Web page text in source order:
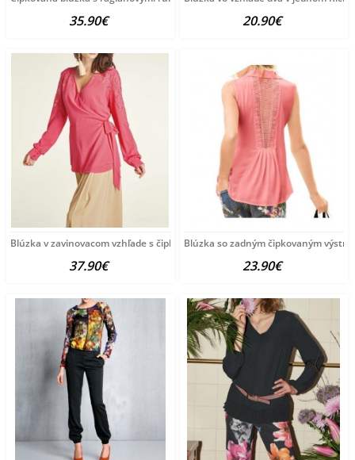
35.90€ 20.90€
Blúzka v zavinovacom vzhľade s čipkou HEINE, koralová
37.90€
Blúzka so zadným čipkovaným
23.90€